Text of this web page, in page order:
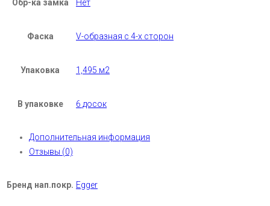
Обр-ка замка Нет
Фаска V-образная с 4-х сторон
Упаковка 1,495 м2
В упаковке 6 досок
Дополнительная информация
Отзывы (0)
Бренд нап.покр. Egger